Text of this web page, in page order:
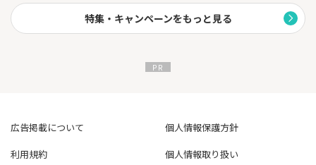
特集・キャンペーンをもっと見る
広告掲載について
個人情報保護方針
利用規約
個人情報取り扱い